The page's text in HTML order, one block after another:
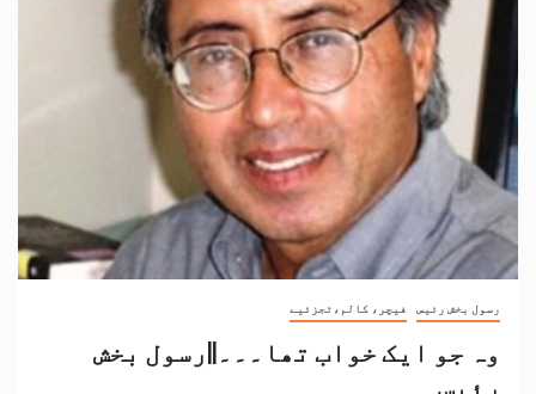
رسول بخش رئیس فیچر، کالم،تجزئیے
وہ جو ایک خواب تھا۔۔۔||رسول بخش
رئیس